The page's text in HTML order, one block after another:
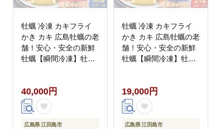
牡蠣 冷凍 カキフライ
かき カキ 広島牡蠣の老
舗！安心・安全の新鮮
牡蠣【瞬間冷凍】牡蠣
鮮 海産物 広島県産 江
田島市/株式会社かなわ
[XBP061]
40,000円
広島県 江田島市
牡蠣 冷凍 カキフライ
かき カキ 広島牡蠣の老
舗！安心・安全の新鮮
牡蠣【瞬間冷凍】牡蠣
海産物 広島県産 江田島
市/株式会社かなわ
[XBP062]
19,000円
広島県 江田島市